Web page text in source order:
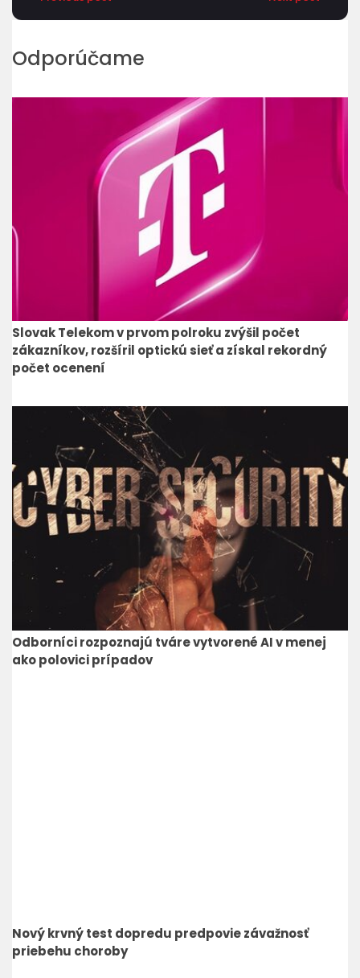
Odporúčame
Slovak Telekom v prvom polroku zvýšil počet
zákazníkov, rozšíril optickú sieť a získal rekordný
počet ocenení
Odborníci rozpoznajú tváre vytvorené AI v menej
ako polovici prípadov
Nový krvný test dopredu predpovie závažnosť
priebehu choroby